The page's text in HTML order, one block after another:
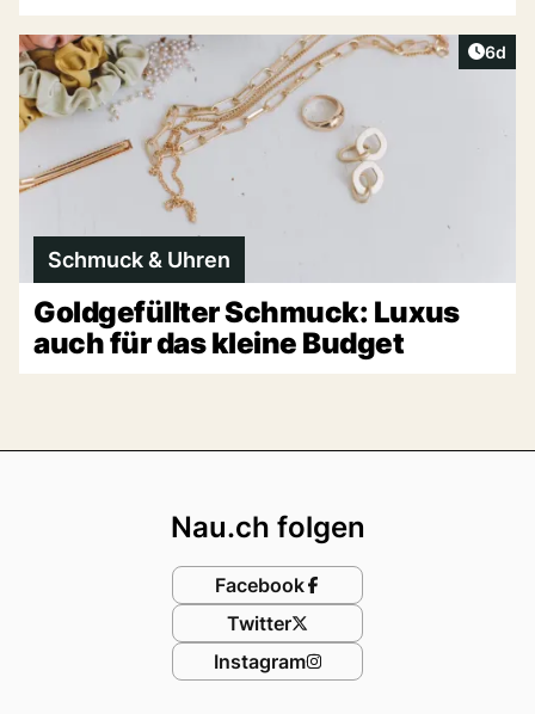
6d
Schmuck & Uhren
Goldgefüllter Schmuck: Luxus
auch für das kleine Budget
Nau.ch folgen
Facebook
Twitter
Instagram